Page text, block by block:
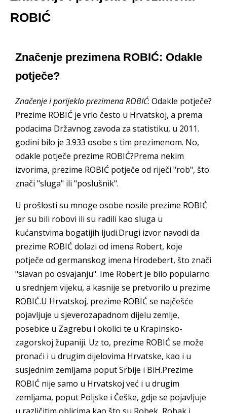
ROBIĆ
Značenje prezimena ROBIĆ: Odakle
potječe?
Značenje i porijeklo prezimena ROBIĆ: Odakle potječe?
Prezime ROBIĆ je vrlo često u Hrvatskoj, a prema
podacima Državnog zavoda za statistiku, u 2011.
godini bilo je 3.933 osobe s tim prezimenom. No,
odakle potječe prezime ROBIĆ?Prema nekim
izvorima, prezime ROBIĆ potječe od riječi "rob", što
znači "sluga" ili "poslušnik".
U prošlosti su mnoge osobe nosile prezime ROBIĆ
jer su bili robovi ili su radili kao sluga u
kućanstvima bogatijih ljudi.Drugi izvor navodi da
prezime ROBIĆ dolazi od imena Robert, koje
potječe od germanskog imena Hrodebert, što znači
"slavan po osvajanju". Ime Robert je bilo popularno
u srednjem vijeku, a kasnije se pretvorilo u prezime
ROBIĆ.U Hrvatskoj, prezime ROBIĆ se najčešće
pojavljuje u sjeverozapadnom dijelu zemlje,
posebice u Zagrebu i okolici te u Krapinsko-
zagorskoj županiji. Uz to, prezime ROBIĆ se može
pronaći i u drugim dijelovima Hrvatske, kao i u
susjednim zemljama poput Srbije i BiH.Prezime
ROBIĆ nije samo u Hrvatskoj već i u drugim
zemljama, poput Poljske i Češke, gdje se pojavljuje